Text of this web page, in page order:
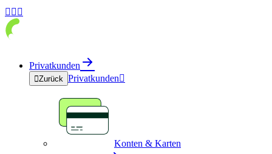
  
Privatkunden
Zurück Privatkunden
Konten & Karten